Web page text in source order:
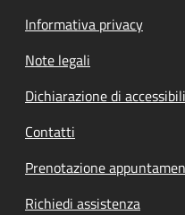
Informativa privacy
Note legali
Dichiarazione di
Contatti
Prenotazione
Richiedi assistenza